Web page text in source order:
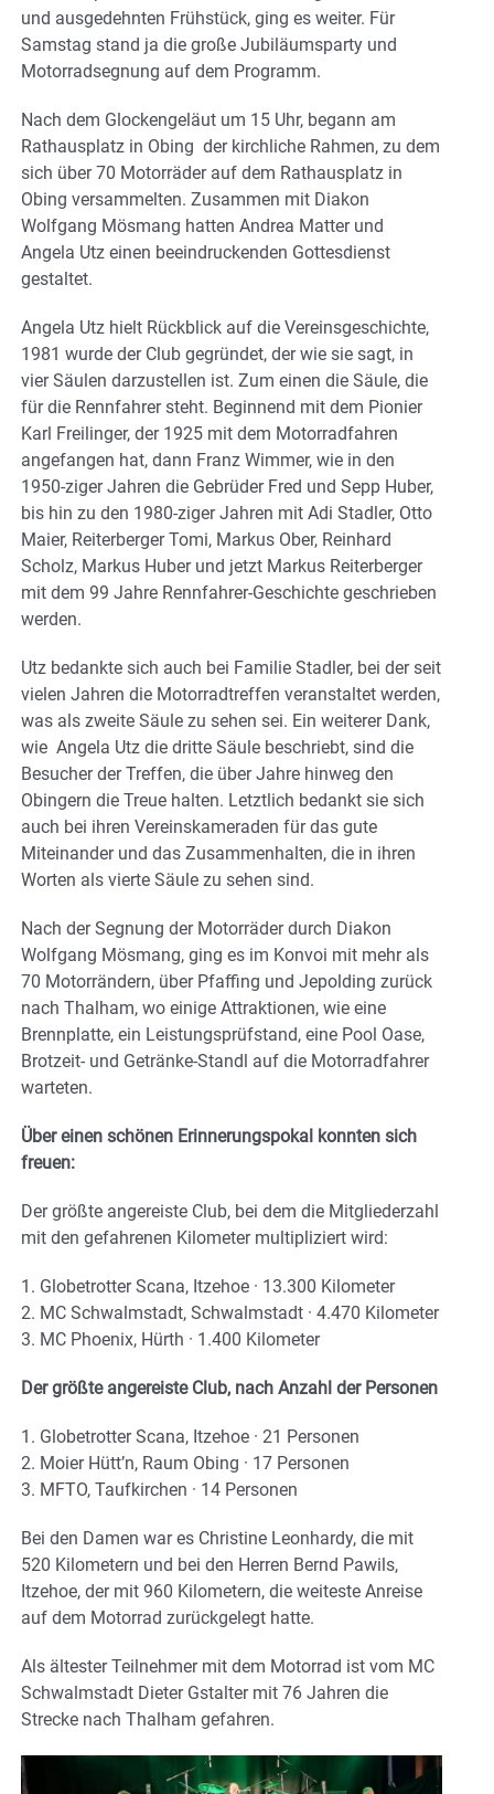
und ausgedehnten Frühstück, ging es weiter. Für
Samstag stand ja die große Jubiläumsparty und
Motorradsegnung auf dem Programm.
Nach dem Glockengeläut um 15 Uhr, begann am
Rathausplatz in Obing der kirchliche Rahmen, zu dem
sich über 70 Motorräder auf dem Rathausplatz in
Obing versammelten. Zusammen mit Diakon
Wolfgang Mösmang hatten Andrea Matter und
Angela Utz einen beeindruckenden Gottesdienst
gestaltet.
Angela Utz hielt Rückblick auf die Vereinsgeschichte,
1981 wurde der Club gegründet, der wie sie sagt, in
vier Säulen darzustellen ist. Zum einen die Säule, die
für die Rennfahrer steht. Beginnend mit dem Pionier
Karl Freilinger, der 1925 mit dem Motorradfahren
angefangen hat, dann Franz Wimmer, wie in den
1950-ziger Jahren die Gebrüder Fred und Sepp Huber,
bis hin zu den 1980-ziger Jahren mit Adi Stadler, Otto
Maier, Reiterberger Tomi, Markus Ober, Reinhard
Scholz, Markus Huber und jetzt Markus Reiterberger
mit dem 99 Jahre Rennfahrer-Geschichte geschrieben
werden.
Utz bedankte sich auch bei Familie Stadler, bei der seit
vielen Jahren die Motorradtreffen veranstaltet werden,
was als zweite Säule zu sehen sei. Ein weiterer Dank,
wie Angela Utz die dritte Säule beschriebt, sind die
Besucher der Treffen, die über Jahre hinweg den
Obingern die Treue halten. Letztlich bedankt sie sich
auch bei ihren Vereinskameraden für das gute
Miteinander und das Zusammenhalten, die in ihren
Worten als vierte Säule zu sehen sind.
Nach der Segnung der Motorräder durch Diakon
Wolfgang Mösmang, ging es im Konvoi mit mehr als
70 Motorrändern, über Pfaffing und Jepolding zurück
nach Thalham, wo einige Attraktionen, wie eine
Brennplatte, ein Leistungsprüfstand, eine Pool Oase,
Brotzeit- und Getränke-Standl auf die Motorradfahrer
warteten.
Über einen schönen Erinnerungspokal konnten sich
freuen:
Der größte angereiste Club, bei dem die Mitgliederzahl
mit den gefahrenen Kilometer multipliziert wird:
1. Globetrotter Scana, Itzehoe · 13.300 Kilometer
2. MC Schwalmstadt, Schwalmstadt · 4.470 Kilometer
3. MC Phoenix, Hürth · 1.400 Kilometer
Der größte angereiste Club, nach Anzahl der Personen
1. Globetrotter Scana, Itzehoe · 21 Personen
2. Moier Hütt’n, Raum Obing · 17 Personen
3. MFTO, Taufkirchen · 14 Personen
Bei den Damen war es Christine Leonhardy, die mit
520 Kilometern und bei den Herren Bernd Pawils,
Itzehoe, der mit 960 Kilometern, die weiteste Anreise
auf dem Motorrad zurückgelegt hatte.
Als ältester Teilnehmer mit dem Motorrad ist vom MC
Schwalmstadt Dieter Gstalter mit 76 Jahren die
Strecke nach Thalham gefahren.